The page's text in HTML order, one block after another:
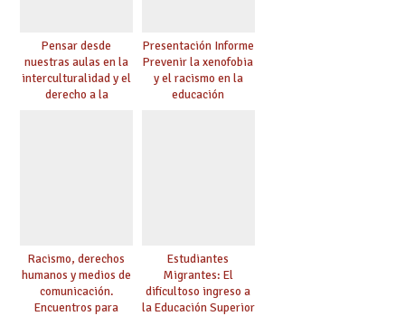
Pensar desde
nuestras aulas en la
interculturalidad y el
derecho a la
Presentación Informe
Prevenir la xenofobia
y el racismo en la
educación
Racismo, derechos
humanos y medios de
comunicación.
Encuentros para
Estudiantes
Migrantes: El
dificultoso ingreso a
la Educación Superior